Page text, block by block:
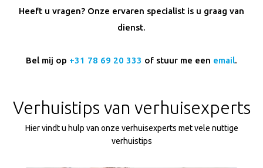
Heeft u vragen? Onze ervaren specialist is u graag van
dienst.
Bel mij op +31 78 69 20 333 of stuur me een email.
Verhuistips van verhuisexperts
Hier vindt u hulp van onze verhuisexperts met vele nuttige
verhuistips